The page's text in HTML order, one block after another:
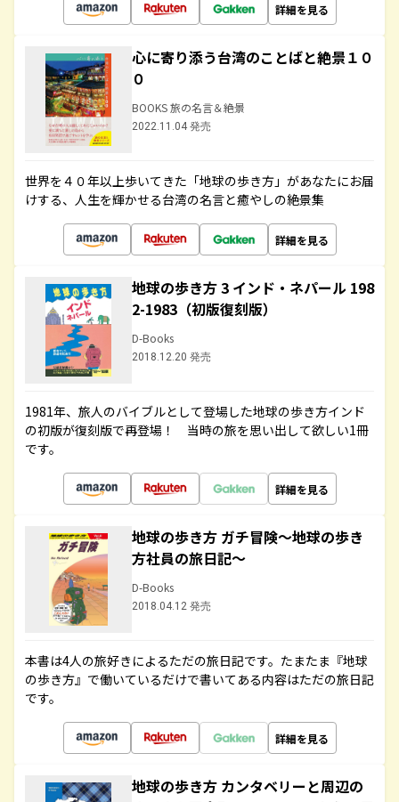
詳細を見る
心に寄り添う台湾のことばと絶景１０
０
BOOKS 旅の名言＆絶景
2022.11.04 発売
世界を４０年以上歩いてきた「地球の歩き方」があなたにお届
けする、人生を輝かせる台湾の名言と癒やしの絶景集
詳細を見る
地球の歩き方 3 インド・ネパール 198
2-1983（初版復刻版）
D-Books
2018.12.20 発売
1981年、旅人のバイブルとして登場した地球の歩き方インド
の初版が復刻版で再登場！ 当時の旅を思い出して欲しい1冊
です。
詳細を見る
地球の歩き方 ガチ冒険～地球の歩き
方社員の旅日記～
D-Books
2018.04.12 発売
本書は4人の旅好きによるただの旅日記です。たまたま『地球
の歩き方』で働いているだけで書いてある内容はただの旅日記
です。
詳細を見る
地球の歩き方 カンタベリーと周辺の